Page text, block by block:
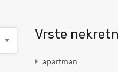
Vrste
apartman